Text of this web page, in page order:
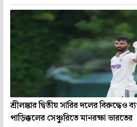
শ্রীলঙ্কার দ্বিতীয় সারির দলের বিরুদ্ধেও
পাড়িক্কলের সেঞ্চুরিতে মানরক্ষা ভারতের